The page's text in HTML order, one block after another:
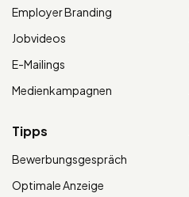
Employer Branding
Jobvideos
E-Mailings
Medienkampagnen
Tipps
Bewerbungsgespräch
Optimale Anzeige